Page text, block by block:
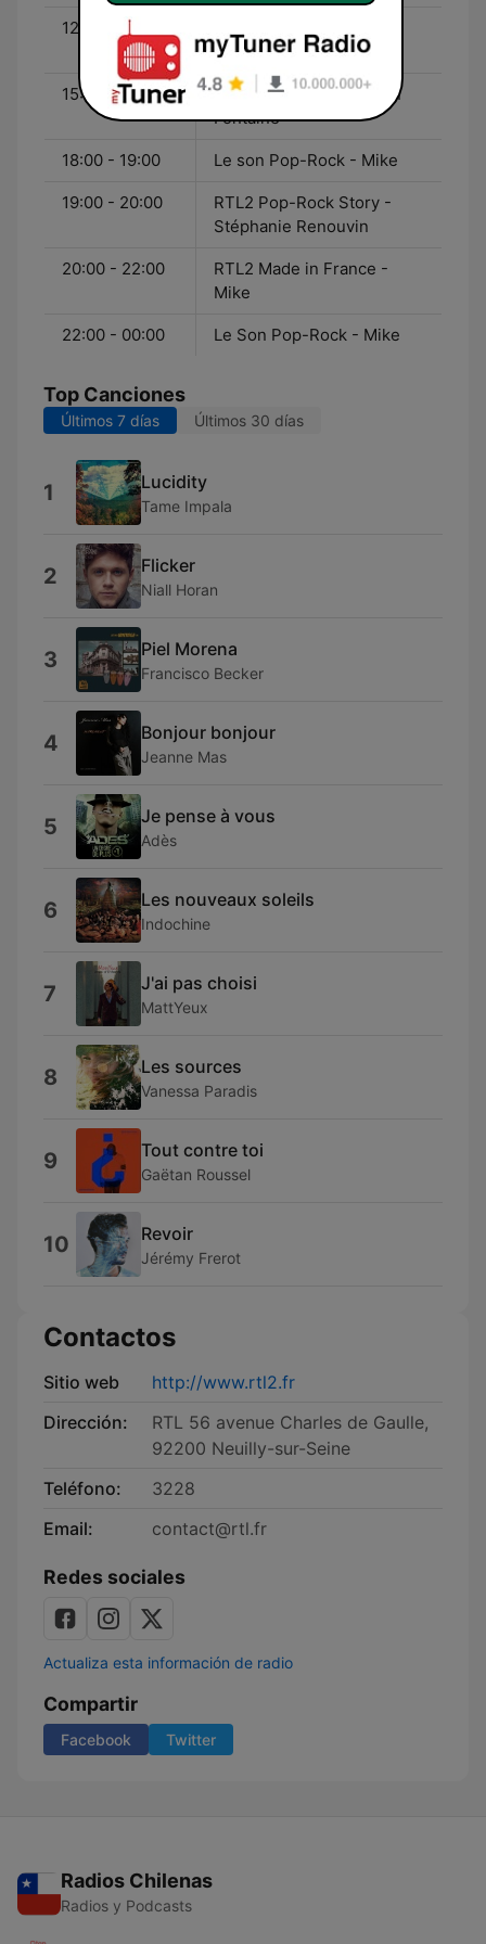
12:00 - 18:00
Fontaine
15:00 - 19:00
Le Son Pop-Rock - Yann
Fontaine
18:00 - 19:00 Le son Pop-Rock - Mike
19:00 - 20:00
RTL2 Pop-Rock Story -
Stéphanie Renouvin
20:00 - 22:00
RTL2 Made in France -
Mike
22:00 - 00:00 Le Son Pop-Rock - Mike
Top Canciones
Últimos 7 días Últimos 30 días
1 Lucidity
Tame Impala
2 Flicker
Niall Horan
3 Piel Morena
Francisco Becker
4 Bonjour bonjour
Jeanne Mas
5 Je pense à vous
Adès
6 Les nouveaux soleils
Indochine
7 J'ai pas choisi
MattYeux
8 Les sources
Vanessa Paradis
9 Tout contre toi
Gaëtan Roussel
10 Revoir
Jérémy Frerot
Contactos
Sitio web
http://www.rtl2.fr
Dirección:
RTL 56 avenue Charles de Gaulle,
92200 Neuilly-sur-Seine
Teléfono:
3228
Email:
contact@rtl.fr
Redes sociales
Actualiza esta información de radio
Compartir
Facebook Twitter
Radios Chilenas
Radios y Podcasts